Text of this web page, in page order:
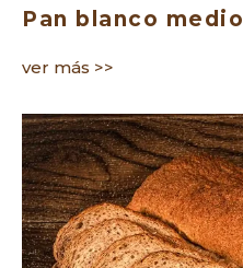
Pan blanco medio
ver más >>